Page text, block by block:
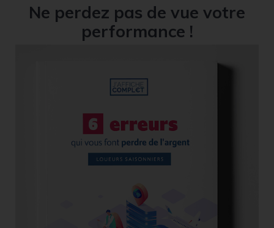
Ne perdez pas de vue votre
performance !